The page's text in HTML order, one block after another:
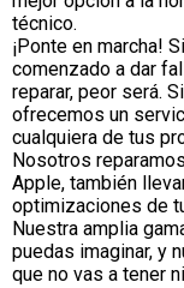
técnico.
¡Ponte en marcha!
comenzado a dar
reparar, peor será.
ofrecemos un
cualquiera de tus
Nosotros
Apple, también
optimizaciones de
Nuestra amplia
puedas imaginar, y
que no vas a tener